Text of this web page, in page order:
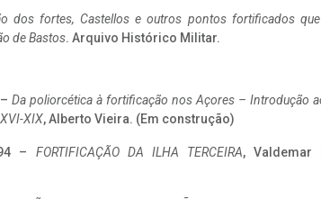
dos fortes, Castellos e outros pontos fortificados
de Bastos. Arquivo Histórico Militar.
Da poliorcética à fortificação nos Açores – Introdução
XIX, Alberto Vieira. (Em construção)
– FORTIFICAÇÃO DA ILHA TERCEIRA, Valdemar